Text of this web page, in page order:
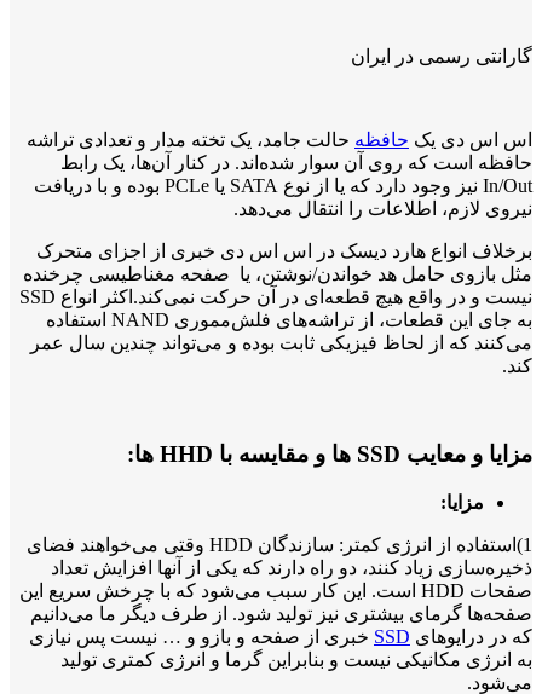
گارانتی رسمی در ایران
اس اس دی یک حافظه حالت جامد، یک تخته مدار و تعدادی تراشه
حافظه است که روی آن سوار شده‌اند. در کنار آن‌ها، یک رابط
In/Out نیز وجود دارد که یا از نوع SATA یا PCLe بوده و با دریافت
نیروی لازم، اطلاعات را انتقال می‌دهد.
برخلاف انواع هارد دیسک در اس اس دی خبری از اجزای متحرک
مثل بازوی حامل هد خواندن/نوشتن، یا صفحه مغناطیسی چرخنده
نیست و در واقع هیچ قطعه‌ای در آن حرکت نمی‌کند.اکثر انواع SSD
به جای این قطعات، از تراشه‌های فلش‌مموری NAND استفاده
می‌کنند که از لحاظ فیزیکی ثابت بوده و می‌تواند چندین سال عمر
کند.
مزایا و معایب SSD ها و مقایسه با HHD ها:
مزایا:
1)استفاده از انرژی کمتر: سازندگان HDD وقتی می‌خواهند فضای
ذخیره‌سازی زیاد کنند، دو راه دارند که یکی از آنها افزایش تعداد
صفحات HDD است. این کار سبب می‌شود که با چرخش سریع این
صفحه‌ها گرمای بیشتری نیز تولید شود. از طرف دیگر ما می‌دانیم
که در درایو‌های SSD خبری از صفحه و بازو و … نیست پس نیازی
به انرژی مکانیکی نیست و بنابراین گرما و انرژی کمتری تولید
می‌شود.